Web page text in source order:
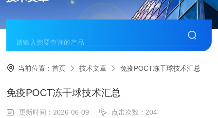
当前位置：首页 技术文章 免疫POCT冻干球技术汇总
免疫POCT冻干球技术汇总
更新时间：2026-06-09 点击次数：204